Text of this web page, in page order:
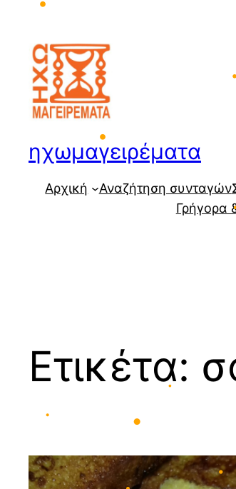
•
περιεχόμενο
ηχωμαγειρέματα
Αρχική Αναζήτηση συνταγών
Γρήγορα
Ετικέτα: